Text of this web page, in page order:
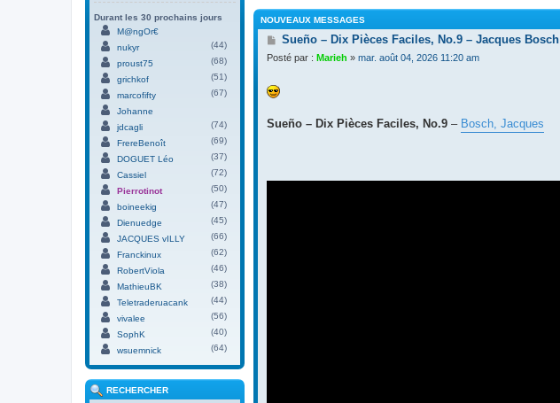
NOUVEAUX MESSAGES
M
s
a
g
Sueño – Dix Pièces Faciles, No.9 – Jacques Bosch
Posté par : Marieh » mar. août 04, 2026 11:20 am
Sueño – Dix Pièces Faciles, No.9 – Bosch, Jacques
Durant les 30 prochains jours
M@ngOr€
nukyr
(44)
proust75
(68)
grichkof
(51)
marcofifty
(67)
Johanne
jdcagli
(74)
FrereBenoît
(69)
DOGUET Léo
(37)
Cassiel
(72)
Pierrotinot
(50)
boineekig
(47)
Dienuedge
(45)
JACQUES vILLY
(66)
Franckinux
(62)
RobertViola
(46)
MathieuBK
(38)
Teletraderuacank
(44)
vivalee
(56)
SophK
(40)
wsuemnick
(64)
RECHERCHER